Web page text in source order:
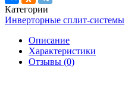
Категории
Инверторные сплит-системы
Описание
Характеристики
Отзывы (0)